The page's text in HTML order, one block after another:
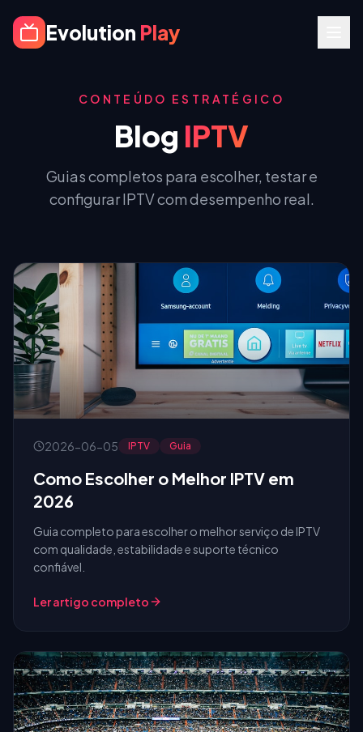
Evolution Play
CONTEÚDO ESTRATÉGICO
Blog IPTV
Guias completos para escolher, testar e
configurar IPTV com desempenho real.
2026-06-05 IPTV Guia
Como Escolher o Melhor IPTV em
2026
Guia completo para escolher o melhor serviço de IPTV
com qualidade, estabilidade e suporte técnico
confiável.
Ler artigo completo